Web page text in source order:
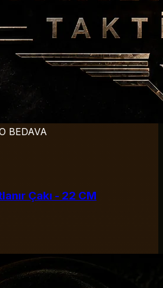
BEDAVA
Çakı - 22 CM